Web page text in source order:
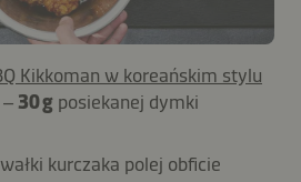
Kikkoman w koreańskim stylu
30 g posiekanej dymki
kurczaka polej obficie